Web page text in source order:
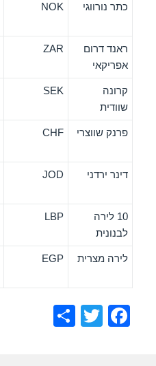
כתר נורווגי NOK
ראנד דרום
אפריקאי
ZAR
קרונה
שוודית
SEK
פרנק שווצרי CHF
דינר ירדני JOD
10 לירה
לבנונית
LBP
לירה מצרית EGP
F
T